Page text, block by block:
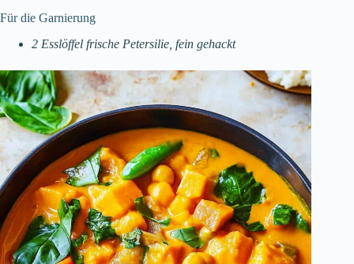
Für die Garnierung
2 Esslöffel frische Petersilie, fein gehackt